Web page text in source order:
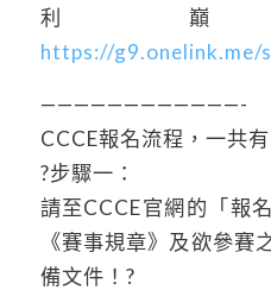
利
https://g9.onelink.me/
————————————-
CCCE報名流程，一共有
?步驟一：
請至CCCE官網的「報
《賽事規章》及欲參賽
備文件！?